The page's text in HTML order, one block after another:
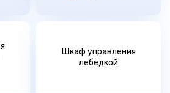
Шкаф управления
лебёдкой